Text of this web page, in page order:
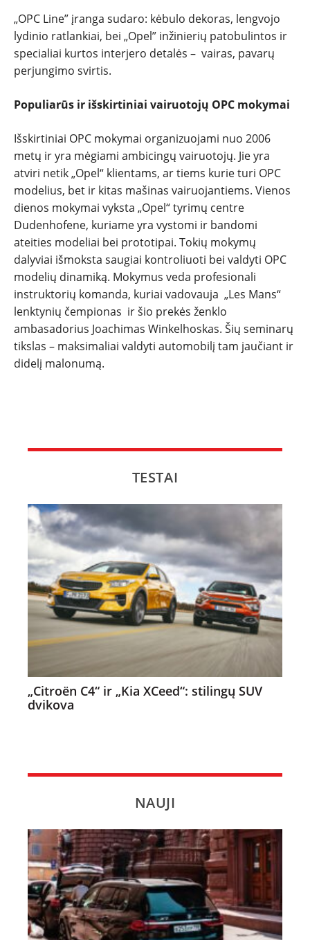
„OPC Line” įranga sudaro: kėbulo dekoras, lengvojo
lydinio ratlankiai, bei „Opel” inžinierių patobulintos ir
specialiai kurtos interjero detalės – vairas, pavarų
perjungimo svirtis.
Populiarūs ir išskirtiniai vairuotojų OPC mokymai
Išskirtiniai OPC mokymai organizuojami nuo 2006
metų ir yra mėgiami ambicingų vairuotojų. Jie yra
atviri netik „Opel“ klientams, ar tiems kurie turi OPC
modelius, bet ir kitas mašinas vairuojantiems. Vienos
dienos mokymai vyksta „Opel“ tyrimų centre
Dudenhofene, kuriame yra vystomi ir bandomi
ateities modeliai bei prototipai. Tokių mokymų
dalyviai išmoksta saugiai kontroliuoti bei valdyti OPC
modelių dinamiką. Mokymus veda profesionali
instruktorių komanda, kuriai vadovauja „Les Mans“
lenktynių čempionas ir šio prekės ženklo
ambasadorius Joachimas Winkelhoskas. Šių seminarų
tikslas – maksimaliai valdyti automobilį tam jaučiant ir
didelį malonumą.
TESTAI
„Citroën C4“ ir „Kia XCeed“: stilingų SUV
dvikova
NAUJI